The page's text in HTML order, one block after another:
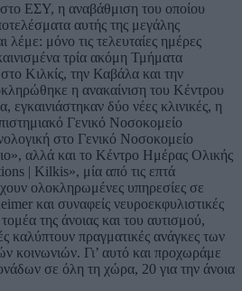
ΕΣΥ, η αναβάθμιση του οποίου
αυτής της μεγάλης
μόνο τις τελευταίες ημέρες
τρία ακόμη Τμήματα
Κιλκίς, την Καβάλα και την
η ανακαίνιση του Κέντρου
δύο νέες κλινικές, η
Γενικό Νοσοκομείο
στο Γενικό Νοσοκομείο
αλλά και το Κέντρο Ημέρας Ολικής
| Kilkis», μία από τις επτά
ολοκληρωμένες υπηρεσίες σε
και συναφείς νευροεκφυλιστικές
της άνοιας και του αυτισμού,
καλύπτουν πραγματικές ανάγκες των
κοινωνιών. Γι’ αυτό και προχωράμε
σε όλη τη χώρα, 20 για την άνοια